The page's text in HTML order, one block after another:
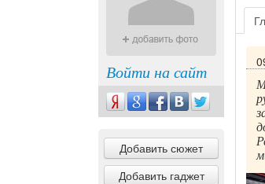
Войти на сайт
Добавить сюжет
Добавить гаджет